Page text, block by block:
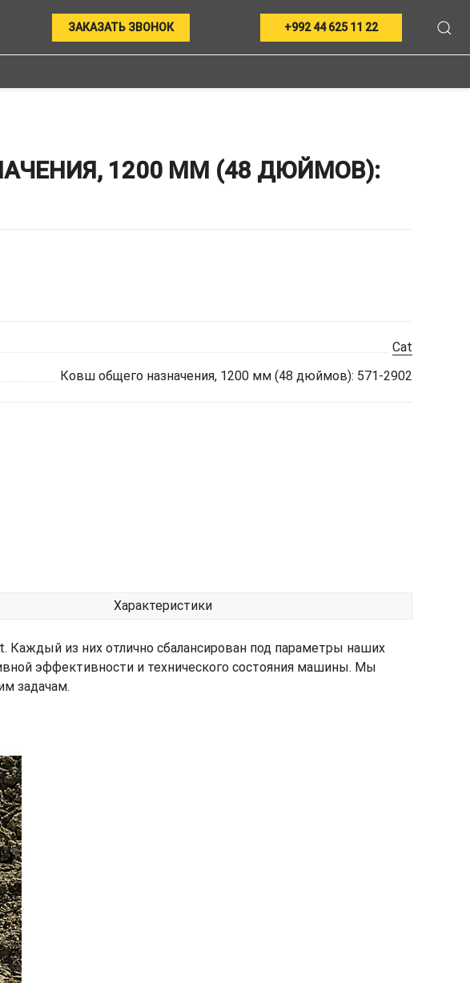
ЗАКАЗАТЬ ЗВОНОК +992 44 625 11 22
1200 ММ (48 ДЮЙМОВ):
Cat
Ковш общего назначения, 1200 мм (48 дюймов): 571-2902
Характеристики
из них отлично сбалансирован под параметры наших
эффективности и технического состояния машины. Мы
задачам.